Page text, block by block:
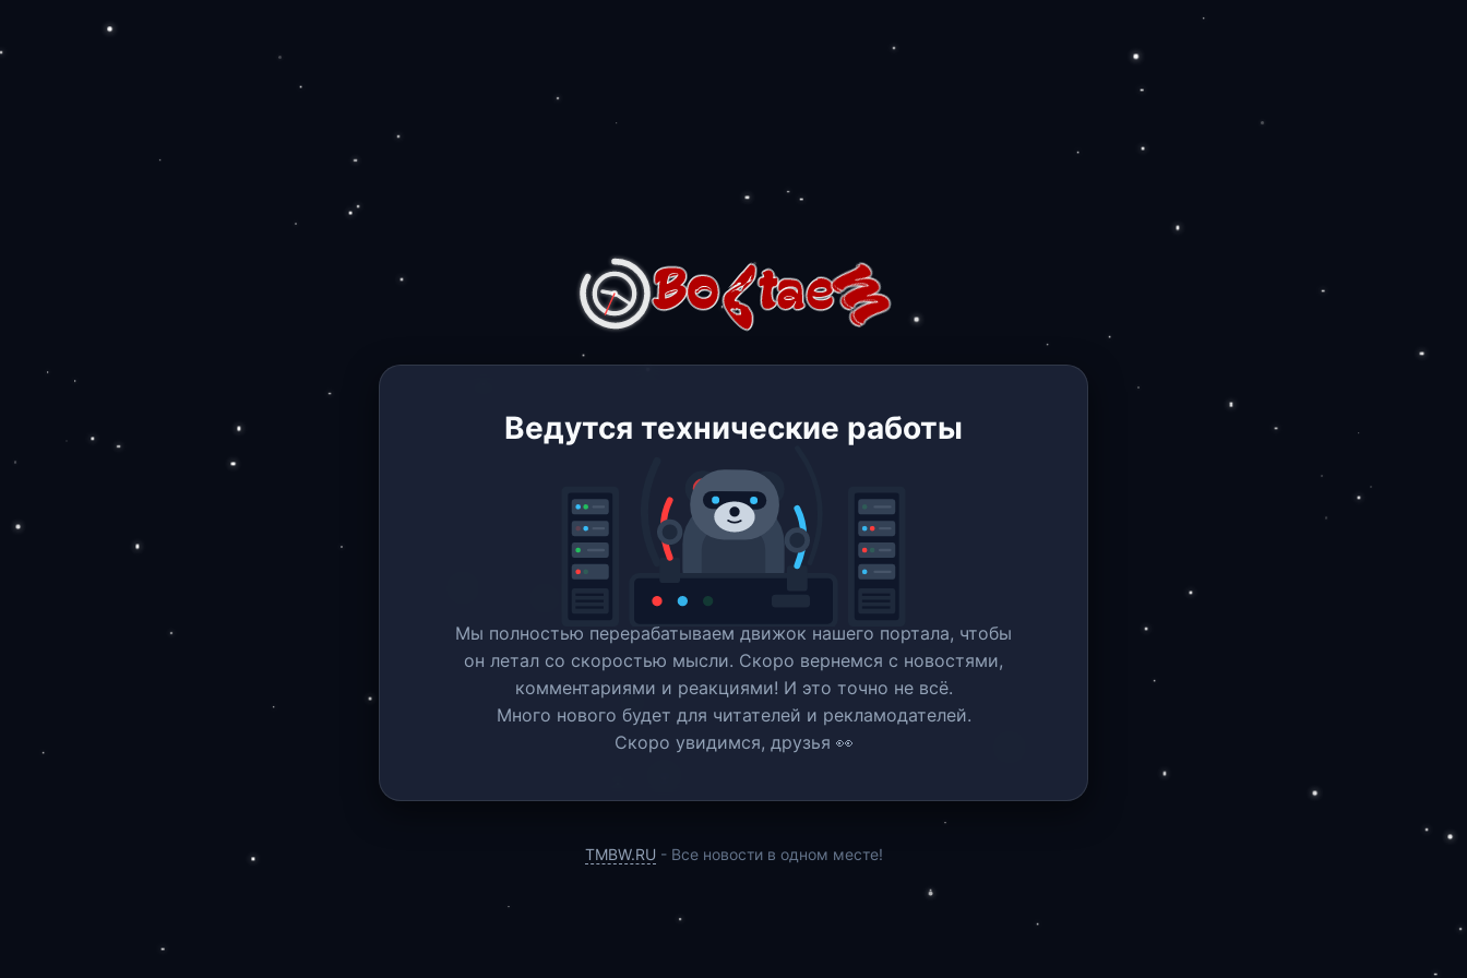
Ведутся технические работы
Мы полностью перерабатываем движок нашего портала, чтобы
он летал со скоростью мысли. Скоро вернемся c новостями,
комментариями и реакциями! И это точно не всё.
Много нового будет для читателей и рекламодателей.
Скоро увидимся, друзья 👀
TMBW.RU - Все новости в одном месте!